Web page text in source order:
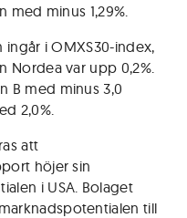
minus 1,29%.
i OMXS30-index,
Nordea var upp 0,2%.
B med minus 3,0
2,0%.
att
höjer sin
i USA. Bolaget
till